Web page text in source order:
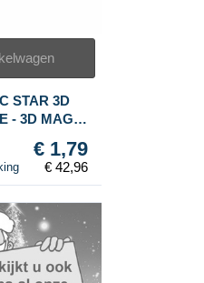
STAR 3D
- 3D MAGIC
(24st.)
€ 1,79
€ 42,96